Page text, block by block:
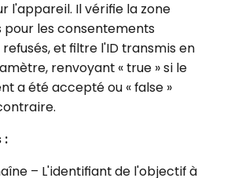
l'appareil. Il vérifie la zone
pour les consentements
et filtre l'ID transmis en
renvoyant « true » si le
a été accepté ou « false »
:
– L'identifiant de l'objectif à